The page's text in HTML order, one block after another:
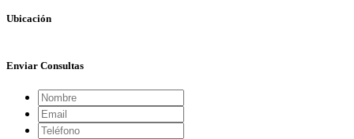
Ubicación
+
Enviar Consultas